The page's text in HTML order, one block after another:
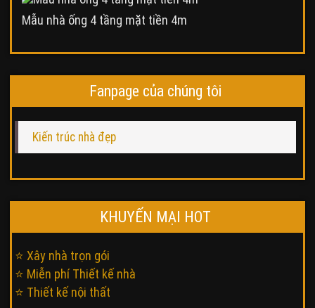
Mẫu nhà ống 4 tầng mặt tiền 4m
Fanpage của chúng tôi
Kiến trúc nhà đẹp
KHUYẾN MẠI HOT
⭐ Xây nhà trọn gói
⭐ Miễn phí Thiết kế nhà
⭐ Thiết kế nội thất